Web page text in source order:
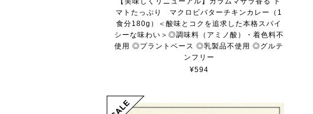
マトたっぷり マクロビバターチキンカレー（1
食分180g）＜酸味とコクを追求した本格スパイ
シーな味わい＞◎調味料（アミノ酸）・着色料不
使用 ◎プラントベース ◎乳製品不使用 ◎グルテ
ンフリー
¥594